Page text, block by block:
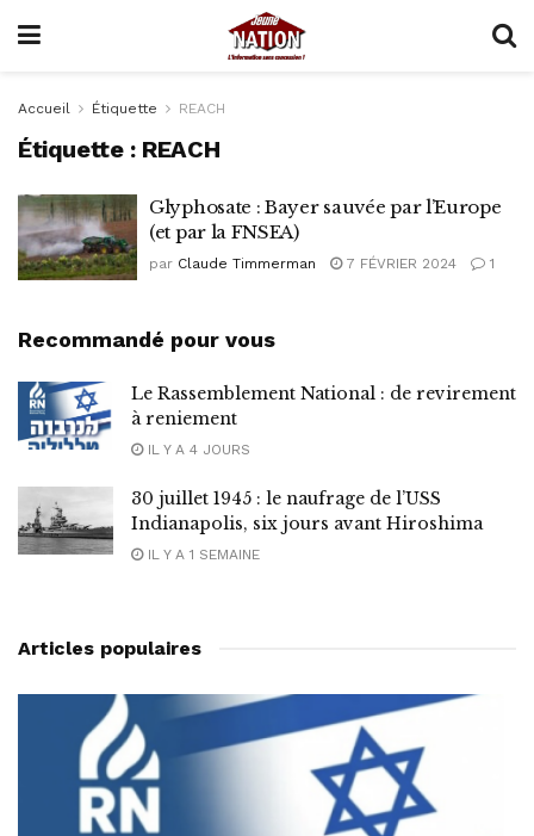
Accueil Étiquette REACH
Étiquette : REACH
Glyphosate : Bayer sauvée par l’Europe
(et par la FNSEA)
par Claude Timmerman 7 FÉVRIER 2024 1
Recommandé pour vous
Le Rassemblement National : de revirement
à reniement
IL Y A 4 JOURS
30 juillet 1945 : le naufrage de l’USS
Indianapolis, six jours avant Hiroshima
IL Y A 1 SEMAINE
Articles populaires